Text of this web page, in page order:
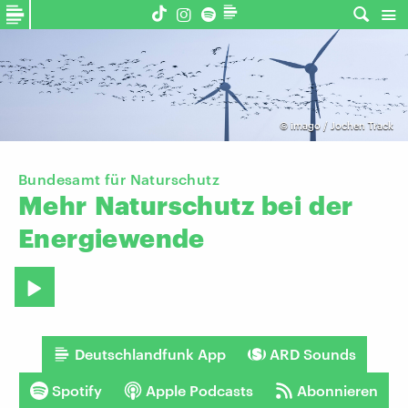
© imago / Jochen Track
Bundesamt für Naturschutz
Mehr Naturschutz bei der
Energiewende
Deutschlandfunk App ARD Sounds
Spotify Apple Podcasts Abonnieren